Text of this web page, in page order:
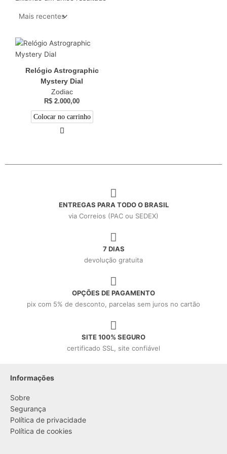
Relógio Astrographic
Mystery Dial
Zodiac
R$ 2.000,00
Colocar no carrinho
ENTREGAS PARA TODO O BRASIL
via Correios (PAC ou SEDEX)
7 DIAS
devolução gratuita
OPÇÕES DE PAGAMENTO
pix com 5% de desconto, parcelas sem juros no cartão
SITE 100% SEGURO
certificado SSL, site confiável
Informações
Sobre
Segurança
Política de privacidade
Política de cookies